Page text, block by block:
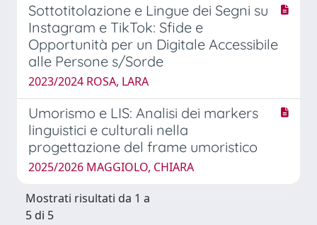
Sottotitolazione e Lingue dei Segni su
Instagram e TikTok: Sfide e
Opportunità per un Digitale Accessibile
alle Persone s/Sorde
2023/2024 ROSA, LARA
Umorismo e LIS: Analisi dei markers
linguistici e culturali nella
progettazione del frame umoristico
2025/2026 MAGGIOLO, CHIARA
Mostrati risultati da 1 a
5 di 5